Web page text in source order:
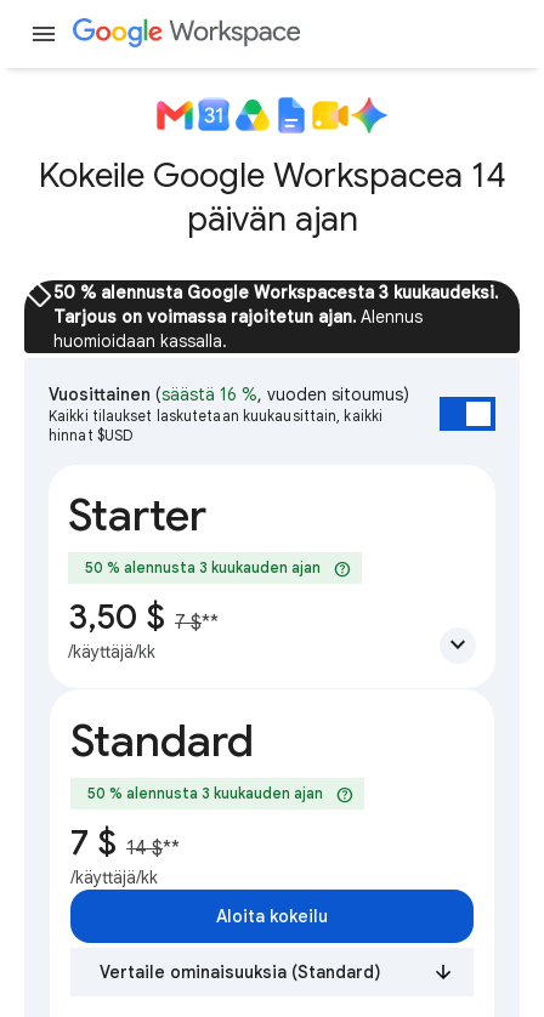
menu
Kokeile Google Workspacea 14
päivän ajan
sell50 % alennusta Google Workspacesta 3 kuukaudeksi.
Tarjous on voimassa rajoitetun ajan. Alennus
huomioidaan kassalla.
Vuosittainen (säästä 16 %, vuoden sitoumus)
Kaikki tilaukset laskutetaan kuukausittain, kaikki
hinnat $USD
Starter
50 % alennusta 3 kuukauden ajan help
3,50 $ 7 $**
/käyttäjä/kk expand_more
Standard
50 % alennusta 3 kuukauden ajan help
7 $ 14 $**
/käyttäjä/kk
Aloita kokeilu
Vertaile ominaisuuksia (Standard)